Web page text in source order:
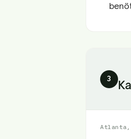
3
Atlanta,